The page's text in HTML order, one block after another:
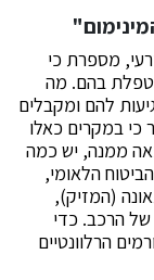
מספרת כי
בהם. מה
להם ומקבלים
כי במקרים כאלו
ממנה, יש כמה
הלאומי,
(המזיק),
הרכב. כדי
הרלוונטיים